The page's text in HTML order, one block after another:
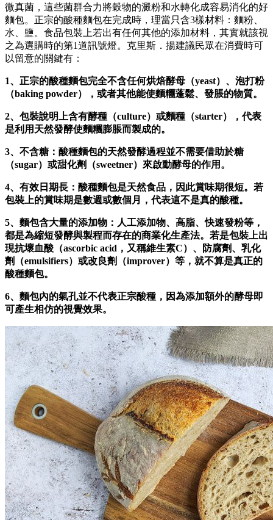
微真菌，這些菌群合力將穀物的澱粉和水轉化成容易消化的好
麵包。正宗的酸種麵包在完成時，理當只含3樣材料：麵粉、
水、鹽。食品包裝上若出有任何其他的添加材料，其實就該視
之為選購時的第1道訊號燈。克里斯．揚建議民眾在消費時可
以留意的關鍵有：
1、正宗的酸種麵包完全不含任何烘焙酵母（yeast）、泡打粉
（baking powder），或者其他能使麵糰蓬鬆、發脹的物質。
2、包裝說明上含有酵種（culture）或麵種（starter），代表
是利用天然發酵使麵糰膨脹而製成的。
3、不含糖：酸種麵包的天然發酵過程並不需要借助於糖
（sugar）或甜化劑（sweetner）來啟動酵母的作用。
4、有效日期長：酸種麵包是天然食品，因此賞味期很短。若
包裝上的賞味期是數週或數個月，代表這不是真的酸種。
5、麵包含大量的添加物：人工添加物、高脂、快速發粉等，
都是為縮短發酵與製程而存在的商業化生產法。若是包裝上出
現抗壞血酸（ascorbic acid，又稱維生素C）、防腐劑、乳化
劑（emulsifiers）或改良劑（improver）等，就不算是真正的
酸種麵包。
6、麵包內的氣孔並不代表正宗酸種，因為添加額外的酵母即
可產生相仿的視覺效果。